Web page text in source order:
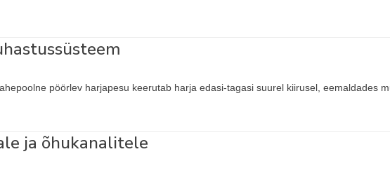
pöörlev harjapesu keerutab harja edasi-tagasi suurel kiirusel, eemaldades
ja õhukanalitele